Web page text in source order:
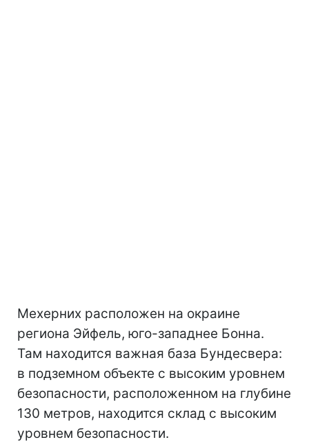
Мехерних расположен на окраине
региона Эйфель, юго-западнее Бонна.
Там находится важная база Бундесвера:
в подземном объекте с высоким уровнем
безопасности, расположенном на глубине
130 метров, находится склад с высоким
уровнем безопасности.